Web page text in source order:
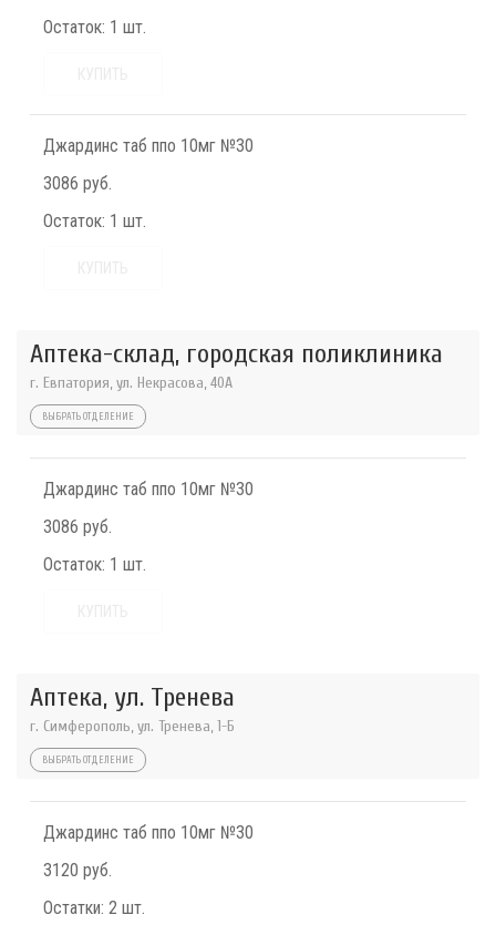
Остаток: 1 шт.
Джардинс таб ппо 10мг №30
3086 руб.
Остаток: 1 шт.
Аптека-склад, городская поликлиника
г. Евпатория, ул. Некрасова, 40A
ВЫБРАТЬ ОТДЕЛЕНИЕ
Джардинс таб ппо 10мг №30
3086 руб.
Остаток: 1 шт.
Аптека, ул. Тренева
г. Симферополь, ул. Тренева, 1-Б
ВЫБРАТЬ ОТДЕЛЕНИЕ
Джардинс таб ппо 10мг №30
3120 руб.
Остатки: 2 шт.